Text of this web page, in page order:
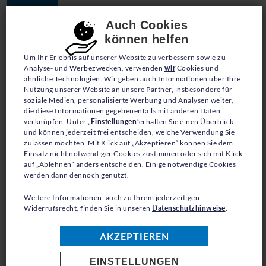
Consent-Einstellungen
Auch Cookies
können helfen
Um Ihr Erlebnis auf unserer Website zu verbessern sowie zu
Analyse- und Werbezwecken, verwenden wirCookies und
ähnliche Technologien. Wir geben auch Informationen über Ihre
Nutzung unserer Website an unsere Partner, insbesondere für
soziale Medien, personalisierte Werbung und Analysen weiter,
die diese Informationen gegebenenfalls mit anderen Daten
verknüpfen. Unter „ Einstellungen“erhalten Sie einen Überblick
und können jederzeit frei entscheiden, welche Verwendung Sie
zulassen möchten. Mit Klick auf „Akzeptieren“ können Sie dem
Einsatz nicht notwendiger Cookies zustimmen oder sich mit Klick
auf „Ablehnen“ anders entscheiden. Einige notwendige Cookies
werden dann dennoch genutzt.
Weitere Informationen, auch zu Ihrem jederzeitigen
Widerrufsrecht, finden Sie in unseren Datenschutzhinweise.
AKZEPTIEREN
EINSTELLUNGEN
JETZT SPENDEN
BLOG
WENN DAS GLÜCK DICH
DOCH NOCH FINDET
Françoise Chikunda Sabuni lebte als
Flüchtling in Uganda, als sie erfuhr, dass ihre